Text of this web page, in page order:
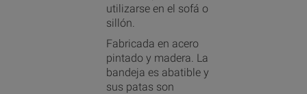
utilizarse en el sofá o
sillón.
Fabricada en acero
pintado y madera. La
bandeja es abatible y
sus patas son